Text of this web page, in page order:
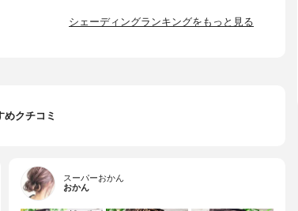
シェーディングランキングをもっと見る
めクチコミ
スーパーおかん
おかん